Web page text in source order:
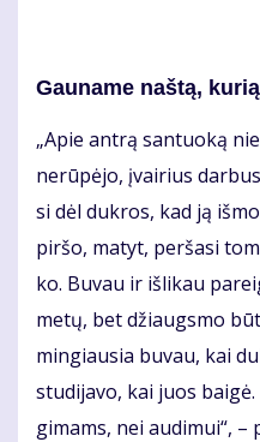
Gau­na­me naš­tą,
„Apie an­trą san­tuo­ką
ne­rū­pė­jo, įvai­rius
si dėl duk­ros, kad ją
pir­šo, ma­tyt, per­ša­si
ko. Bu­vau ir iš­li­kau
me­tų, bet džiaugs­mo
min­giau­sia bu­vau, kai
stu­di­ja­vo, kai juos
gi­mams, nei au­di­mui“, –